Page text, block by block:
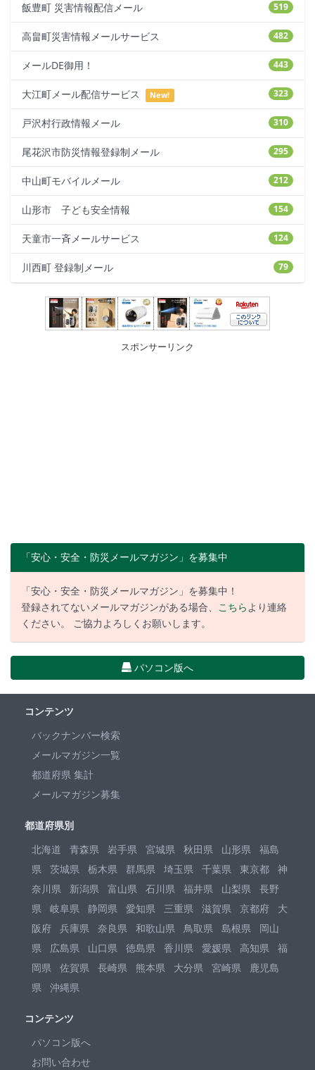
519
飯豊町 災害情報配信メール
482
高畠町災害情報メールサービス
443
メールDE御用！
323
大江町メール配信サービス New!
310
戸沢村行政情報メール
295
尾花沢市防災情報登録制メール
212
中山町モバイルメール
154
山形市 子ども安全情報
124
天童市一斉メールサービス
79
川西町 登録制メール
スポンサーリンク
「安心・安全・防災メールマガジン」を募集中
「安心・安全・防災メールマガジン」を募集中！
登録されてないメールマガジンがある場合、 こちらより連絡
ください。 ご協力よろしくお願いします。
パソコン版へ
コンテンツ
バックナンバー検索
メールマガジン一覧
都道府県 集計
メールマガジン募集
都道府県別
北海道
青森県 岩手県 宮城県 秋田県 山形県
福島
県
茨城県 栃木県 群馬県 埼玉県 千葉県 東京都
神
奈川県
新潟県 富山県 石川県 福井県 山梨県
長野
県
岐阜県 静岡県 愛知県 三重県 滋賀県 京都府
大
阪府
兵庫県 奈良県 和歌山県 鳥取県 島根県
岡山
県
広島県 山口県 徳島県 香川県 愛媛県 高知県
福
岡県
佐賀県 長崎県 熊本県 大分県 宮崎県
鹿児島
県
沖縄県
コンテンツ
パソコン版へ
お問い合わせ